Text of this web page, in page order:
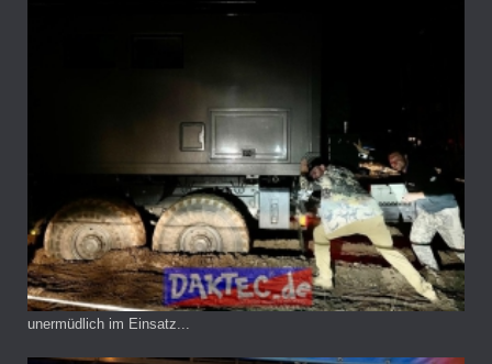
unermüdlich im Einsatz...